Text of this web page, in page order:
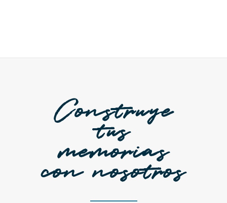
Construye
tus
memorias
con nosotros